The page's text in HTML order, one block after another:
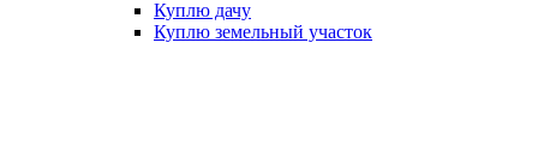
Куплю дачу
Куплю земельный участок